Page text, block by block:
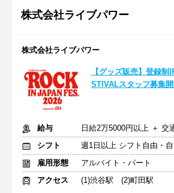
株式会社ライブパワー
株式会社ライブパワー
【グッズ販売】登録
STIVALスタッフ募集
給与
日給2万5000円以上 ＋ 交
シフト
週1日以上 シフト自由・
雇用形態
アルバイト・パート
アクセス
(1)渋谷駅 (2)町田駅